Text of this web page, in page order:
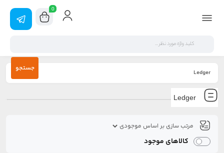
0
جستجو Ledger
Ledger
کالاهای موجود